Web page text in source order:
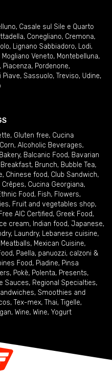
, Casale sul Sile e Quarto
, Conegliano, Cremona,
, Lignano Sabbiadoro, Lodi,
Mogliano Veneto, Montebelluna,
, Piacenza, Pordenone,
Piave, Sassuolo, Treviso, Udine,
, Gluten free, Cucina
, Alcoholic Beverages,
Bakery, Balcanic Food, Bavarian
Breakfast, Brunch, Bubble Tea,
, Chinese food, Club Sandwich,
Crêpes, Cucina Georgiana,
Food, Fish, Flowers,
, Fruit and vegetables shop,
AIC Certified, Greek Food,
Ice cream, Indian food, Japanese,
, Laundry, Lebanese cuisine,
Meatballs, Mexican Cuisine,
, Paella, panuozzi, calzoni &
Food, Piadine, Pinsa
, Pokè, Polenta, Presents,
Sauces, Regional Specialties,
, Smoothies and
, Tex-mex, Thai, Tigelle,
, Wine, Wine, Yogurt